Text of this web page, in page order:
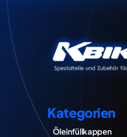
Kategorien
Öleinfüllkappen